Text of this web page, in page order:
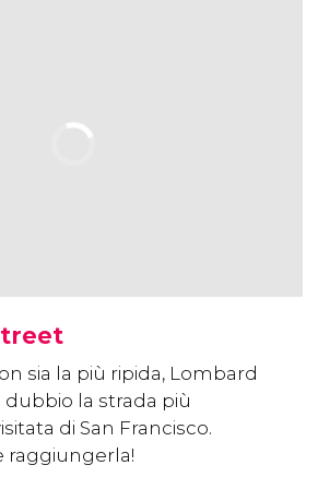
sia la più ripida, Lombard
dubbio la strada più
di San Francisco.
raggiungerla!